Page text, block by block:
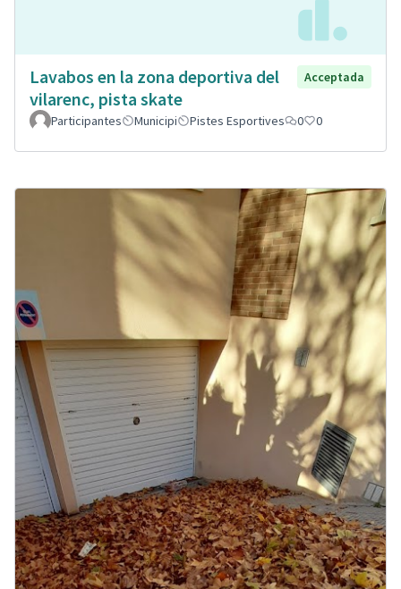
Lavabos en la zona deportiva del
vilarenc, pista skate
Acceptada
Participantes Municipi Pistes Esportives 0 0